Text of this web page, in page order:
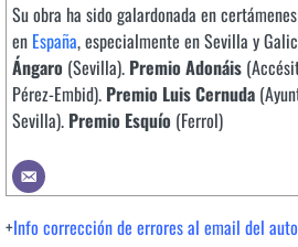
Su obra ha sido galardonada en
en España, especialmente en Sevilla y
Ángaro (Sevilla). Premio Adonáis
Pérez-Embid). Premio Luis Cernuda
Sevilla). Premio Esquío (Ferrol)
+Info corrección de errores al email del